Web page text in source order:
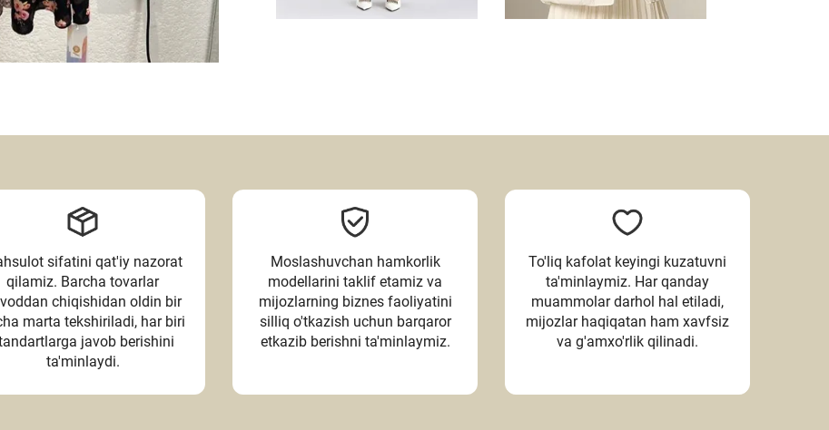
sifatini qat'iy nazorat
qilamiz. Barcha tovarlar
chiqishidan oldin bir
marta tekshiriladi, har biri
javob berishini
ta'minlaydi.
Moslashuvchan hamkorlik
modellarini taklif etamiz va
mijozlarning biznes faoliyatini
silliq o'tkazish uchun barqaror
etkazib berishni ta'minlaymiz.
To'liq kafolat keyingi kuzatuvni
ta'minlaymiz. Har qanday
muammolar darhol hal etiladi,
mijozlar haqiqatan ham xavfsiz
va g'amxo'rlik qilinadi.